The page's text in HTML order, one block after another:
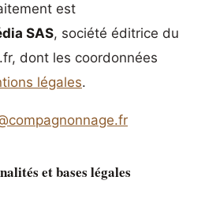
est
SAS, société éditrice du
dont les coordonnées
légales.
et bases légales